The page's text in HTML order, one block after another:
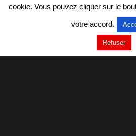
cookie. Vous pouvez cliquer sur le
votre accord.
Refuser